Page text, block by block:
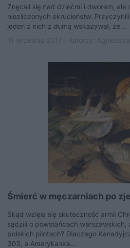
Znęcali się nad dziećmi i dworem, ale
niezliczonych okrucieństw.
jeden z nich z dumą wskazywał, że...
Śmierć w męczarniach po
Skąd wzięła się skuteczność armii
sądzili o powstańcach
polskich pilotach? Dlaczego
303, a Amerykanka...